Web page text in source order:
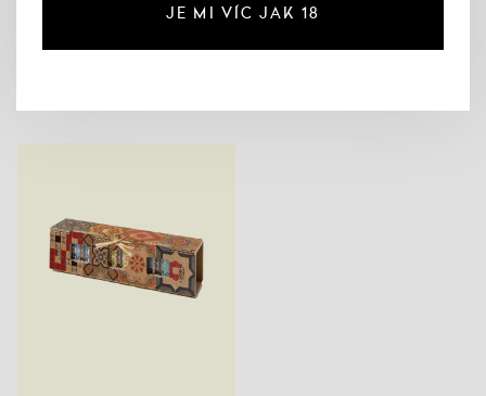
Ombra v dárkovém
D'Orazio
balení, Frantoio
JE MI VÍC JAK 18